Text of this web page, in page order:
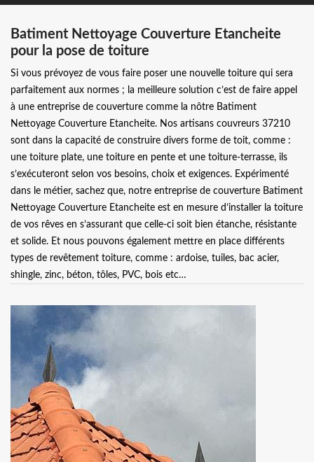
Batiment Nettoyage Couverture Etancheite
pour la pose de toiture
Si vous prévoyez de vous faire poser une nouvelle toiture qui sera
parfaitement aux normes ; la meilleure solution c’est de faire appel
à une entreprise de couverture comme la nôtre Batiment
Nettoyage Couverture Etancheite. Nos artisans couvreurs 37210
sont dans la capacité de construire divers forme de toit, comme :
une toiture plate, une toiture en pente et une toiture-terrasse, ils
s’exécuteront selon vos besoins, choix et exigences. Expérimenté
dans le métier, sachez que, notre entreprise de couverture Batiment
Nettoyage Couverture Etancheite est en mesure d’installer la toiture
de vos rêves en s’assurant que celle-ci soit bien étanche, résistante
et solide. Et nous pouvons également mettre en place différents
types de revêtement toiture, comme : ardoise, tuiles, bac acier,
shingle, zinc, béton, tôles, PVC, bois etc…